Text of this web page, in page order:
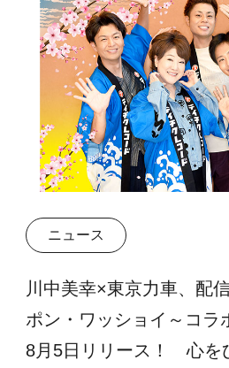
ニュース
川中美幸×東京力車、配
ポン・ワッショイ～コラ
8月5日リリース！ 心を